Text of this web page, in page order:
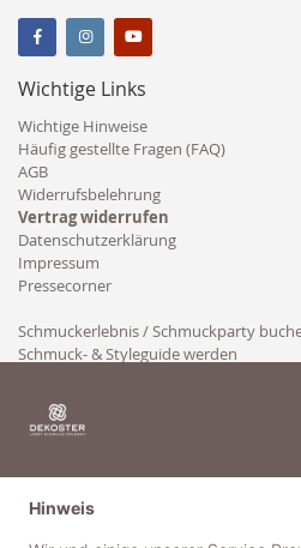
Wichtige Links
Wichtige Hinweise
Häufig gestellte Fragen (FAQ)
AGB
Widerrufsbelehrung
Vertrag widerrufen
Datenschutzerklärung
Impressum
Pressecorner
Schmuckerlebnis / Schmuckparty
Schmuck- & Styleguide werden
Hinweis